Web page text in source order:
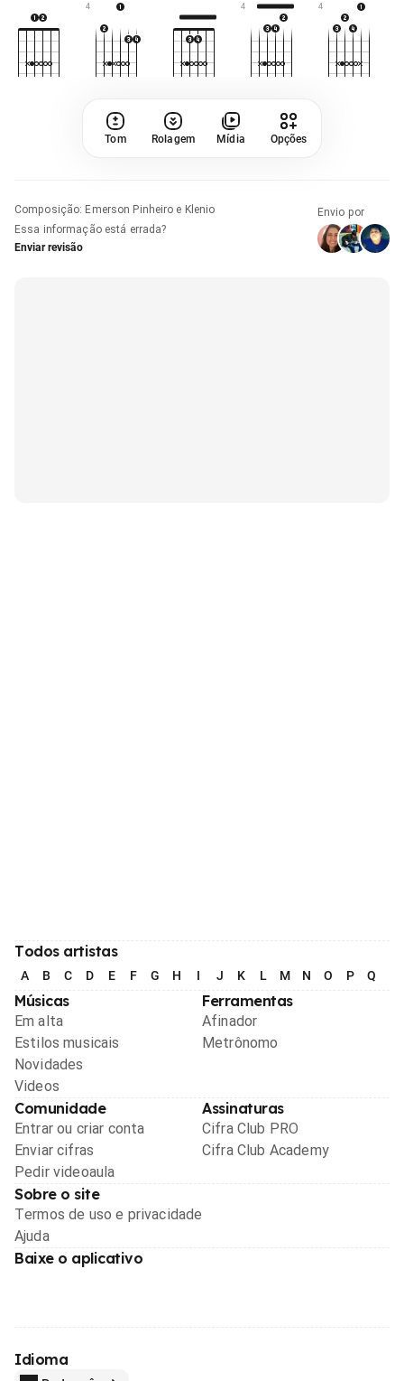
4 4 4
Tom Rolagem Mídia Opções
Composição: Emerson Pinheiro e Klenio
Essa informação está errada?
Enviar revisão
Envio por
Todos artistas
A B C D E F G H I J K L M N O P Q
Músicas
Em alta
Estilos musicais
Novidades
Videos
Ferramentas
Afinador
Metrônomo
Comunidade
Entrar ou criar conta
Enviar cifras
Pedir videoaula
Assinaturas
Cifra Club PRO
Cifra Club Academy
Sobre o site
Termos de uso e privacidade
Ajuda
Baixe o aplicativo
Idioma